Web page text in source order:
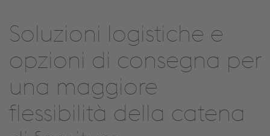
Soluzioni logistiche e
opzioni di consegna per
una maggiore
flessibilità della catena